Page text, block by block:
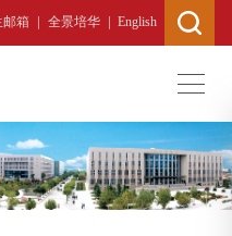
邮箱 | 全景培华 | English